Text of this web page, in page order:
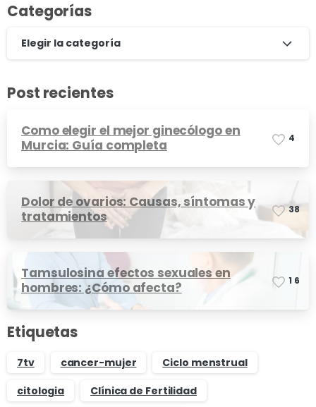
Categorías
Elegir la categoría
Post recientes
Como elegir el mejor ginecólogo en
Murcia: Guía completa
4
Dolor de ovarios: Causas, síntomas y
tratamientos
38
Tamsulosina efectos sexuales en
hombres: ¿Cómo afecta?
1 6
Etiquetas
7tv cancer-mujer
Ciclo menstrual
citologia
Clínica de Fertilidad